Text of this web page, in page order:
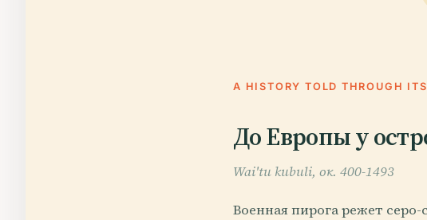
A HISTORY TOLD THROUGH
До Европы у
Wai'tu kubuli, ок. 400-1493
Военная пирога режет